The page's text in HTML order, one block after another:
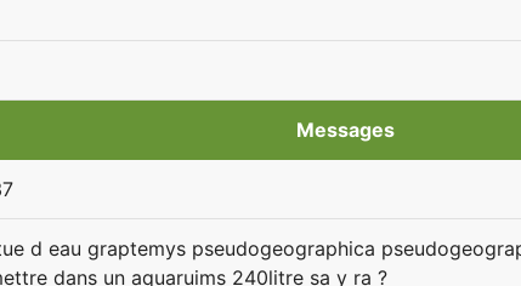
Messages
d eau graptemys pseudogeographica
dans un aquaruims 240litre sa y ra ?